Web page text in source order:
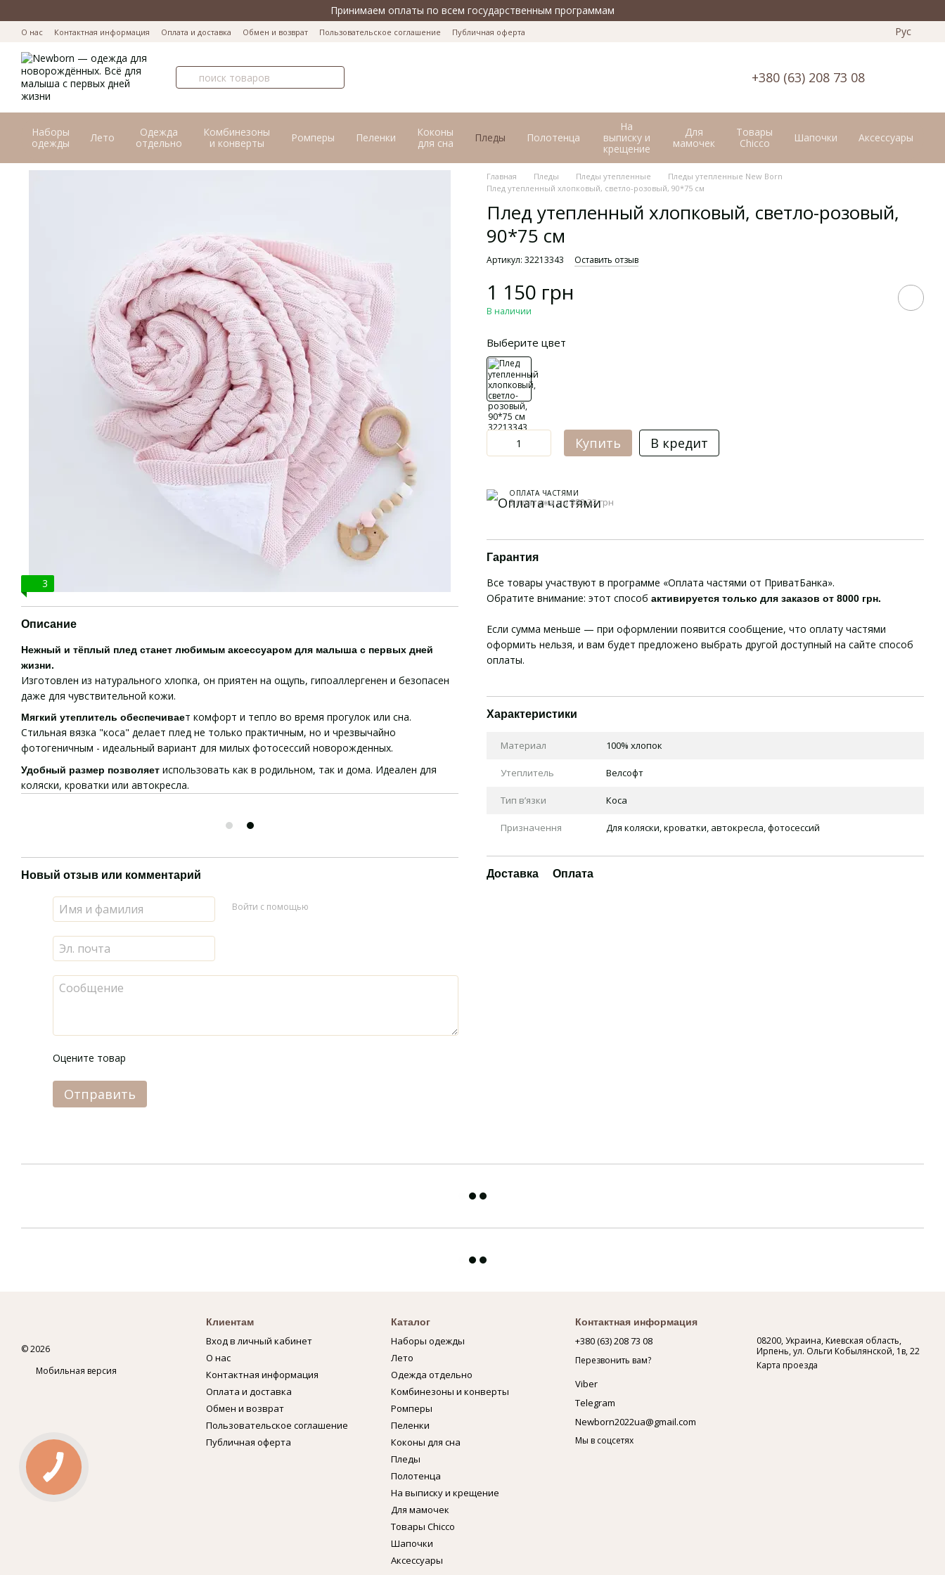
Принимаем оплаты по всем государственным программам
О нас Контактная информация Оплата и доставка Обмен и возврат Пользовательское соглашение Публичная оферта Рус
+380 (63) 208 73 08
Наборы
одежды
Лето
Одежда
отдельно
Комбинезоны
и конверты
Ромперы Пеленки
Коконы
для сна
Пледы Полотенца
На
выписку и
крещение
Для
мамочек
Товары
Chicco
Шапочки Аксессуары
3
Описание
Нежный и тёплый плед станет любимым аксессуаром для малыша с первых дней
жизни.
Изготовлен из натурального хлопка, он приятен на ощупь, гипоаллергенен и безопасен
даже для чувствительной кожи.
Мягкий утеплитель обеспечивает комфорт и тепло во время прогулок или сна.
Стильная вязка "коса" делает плед не только практичным, но и чрезвычайно
фотогеничным - идеальный вариант для милых фотосессий новорожденных.
Удобный размер позволяет использовать как в родильном, так и дома. Идеален для
коляски, кроватки или автокресла.
Новый отзыв или комментарий
Войти с помощью
Оцените товар
Отправить
Главная Пледы Пледы утепленные
Пледы утепленные New Born
Плед утепленный хлопковый, светло-розовый, 90*75 см
Плед утепленный хлопковый, светло-розовый,
90*75 см
Артикул: 32213343 Оставить отзыв
1 150 грн
В наличии
Выберите цвет
Купить В кредит
ОПЛАТА ЧАСТЯМИ
3 платежа по 383.33 грн
Гарантия
Все товары участвуют в программе «Оплата частями от ПриватБанка».
Обратите внимание: этот способ активируется только для заказов от 8000 грн.
Если сумма меньше — при оформлении появится сообщение, что оплату частями
оформить нельзя, и вам будет предложено выбрать другой доступный на сайте способ
оплаты.
Характеристики
Материал 100% хлопок
Утеплитель Велсофт
Тип в’язки Коса
Призначення Для коляски, кроватки, автокресла, фотосессий
Доставка Оплата
© 2026
Мобильная версия
Клиентам
Вход в личный кабинет
О нас
Контактная информация
Оплата и доставка
Обмен и возврат
Пользовательское соглашение
Публичная оферта
Каталог
Наборы одежды
Лето
Одежда отдельно
Комбинезоны и конверты
Ромперы
Пеленки
Коконы для сна
Пледы
Полотенца
На выписку и крещение
Для мамочек
Товары Chicco
Шапочки
Аксессуары
Контактная информация
+380 (63) 208 73 08
Перезвонить вам?
Viber
Telegram
Newborn2022ua@gmail.com
08200, Украина, Киевская область,
Ирпень, ул. Ольги Кобылянской, 1в, 22
Карта проезда
Мы в соцсетях